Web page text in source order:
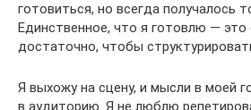
готовиться, но всегда получалось
Единственное, что я готовлю —
достаточно, чтобы
Я выхожу на сцену, и мысли в моей
в аудиторию. Я не люблю